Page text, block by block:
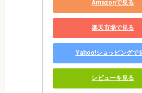
Amazonで見る
楽天市場で見る
Yahoo!ショッピングで
レビューを見る